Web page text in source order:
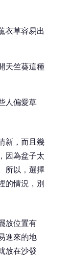
衣草容易出
天竺葵這種
人偏愛草
新，而且幾
因為盆子太
所以，選擇
的情況，別
放位置有
進來的地
放在沙發